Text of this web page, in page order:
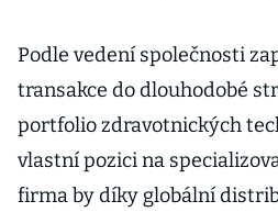
Podle vedení společnosti
transakce do dlouhodobé
portfolio zdravotnických
vlastní pozici na
firma by díky globální